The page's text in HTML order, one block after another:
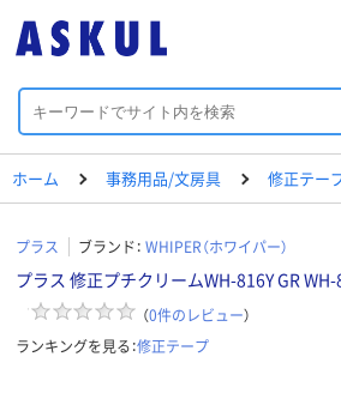
ホーム 事務用品/文房具 修正テー
プラス ブランド： WHIPER（ホワイパー）
プラス 修正プチクリームWH-816Y GR
（0件のレビュー）
ランキングを見る：修正テープ